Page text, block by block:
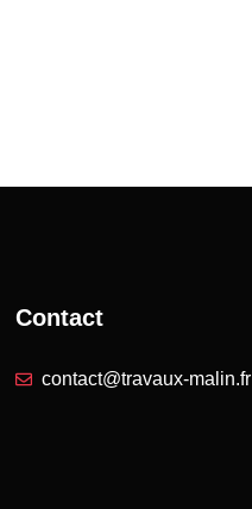
Contact
contact@travaux-malin.fr